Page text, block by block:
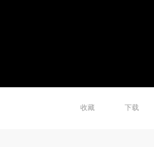
收藏 下载